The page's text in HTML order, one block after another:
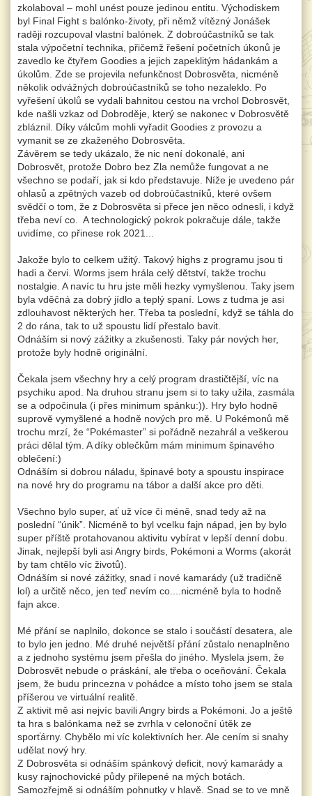
zkolaboval – mohl unést pouze jedinou entitu. Východiskem
byl Final Fight s balónko-životy, při němž vítězný Jonášek
raději rozcupoval vlastní balónek. Z dobroúčastníků se tak
stala výpočetní technika, přičemž řešení početních úkonů je
zavedlo ke čtyřem Goodies a jejich zapeklitým hádankám a
úkolům. Zde se projevila nefunkčnost Dobrosvěta, nicméně
několik odvážných dobroúčastníků se toho nezaleklo. Po
vyřešení úkolů se vydali bahnitou cestou na vrchol Dobrosvět,
kde našli vzkaz od Dobroděje, který se nakonec v Dobrosvětě
zbláznil. Díky válcům mohli vyřadit Goodies z provozu a
vymanit se ze zkaženého Dobrosvěta.
Závěrem se tedy ukázalo, že nic není dokonalé, ani
Dobrosvět, protože Dobro bez Zla nemůže fungovat a ne
všechno se podaří, jak si kdo představuje. Níže je uvedeno pár
ohlasů a zpětných vazeb od dobroúčastníků, které ovšem
svědčí o tom, že z Dobrosvěta si přece jen něco odnesli, i když
třeba neví co. A technologický pokrok pokračuje dále, takže
uvidíme, co přinese rok 2021...
Jakože bylo to celkem užitý. Takový highs z programu jsou ti
hadi a červi. Worms jsem hrála celý dětství, takže trochu
nostalgie. A navíc tu hru jste měli hezky vymyšlenou. Taky jsem
byla vděčná za dobrý jídlo a teplý spaní. Lows z tudma je asi
zdlouhavost některých her. Třeba ta poslední, když se táhla do
2 do rána, tak to už spoustu lidí přestalo bavit.
Odnáším si nový zážitky a zkušenosti. Taky pár nových her,
protože byly hodně originální.
Čekala jsem všechny hry a celý program drastičtější, víc na
psychiku apod. Na druhou stranu jsem si to taky užila, zasmála
se a odpočinula (i přes minimum spánku:)). Hry bylo hodně
suprově vymyšlené a hodně nových pro mě. U Pokémonů mě
trochu mrzí, že “Pokémaster” si pořádně nezahrál a veškerou
práci dělal tým. A díky oblečkům mám minimum špinavého
oblečení:)
Odnáším si dobrou náladu, špinavé boty a spoustu inspirace
na nové hry do programu na tábor a další akce pro děti.
Všechno bylo super, ať už více či méně, snad tedy až na
poslední “únik”. Nicméně to byl vcelku fajn nápad, jen by bylo
super příště protahovanou aktivitu vybírat v lepší denní dobu.
Jinak, nejlepší byli asi Angry birds, Pokémoni a Worms (akorát
by tam chtělo víc životů).
Odnáším si nové zážitky, snad i nové kamarády (už tradičně
lol) a určitě něco, jen teď nevím co....nicméně byla to hodně
fajn akce.
Mé přání se naplnilo, dokonce se stalo i součástí desatera, ale
to bylo jen jedno. Mé druhé největší přání zůstalo nenaplněno
a z jednoho systému jsem přešla do jiného. Myslela jsem, že
Dobrosvět nebude o práskání, ale třeba o oceňování. Čekala
jsem, že budu princezna v pohádce a místo toho jsem se stala
příšerou ve virtuální realitě.
Z aktivit mě asi nejvíc bavili Angry birds a Pokémoni. Jo a ještě
ta hra s balónkama než se zvrhla v celonoční útěk ze
sporťárny. Chybělo mi víc kolektivních her. Ale cením si snahy
udělat nový hry.
Z Dobrosvěta si odnáším spánkový deficit, nový kamarády a
kusy rajnochovické půdy přilepené na mých botách.
Samozřejmě si odnáším pohnutky v hlavě. Snad se to ve mně